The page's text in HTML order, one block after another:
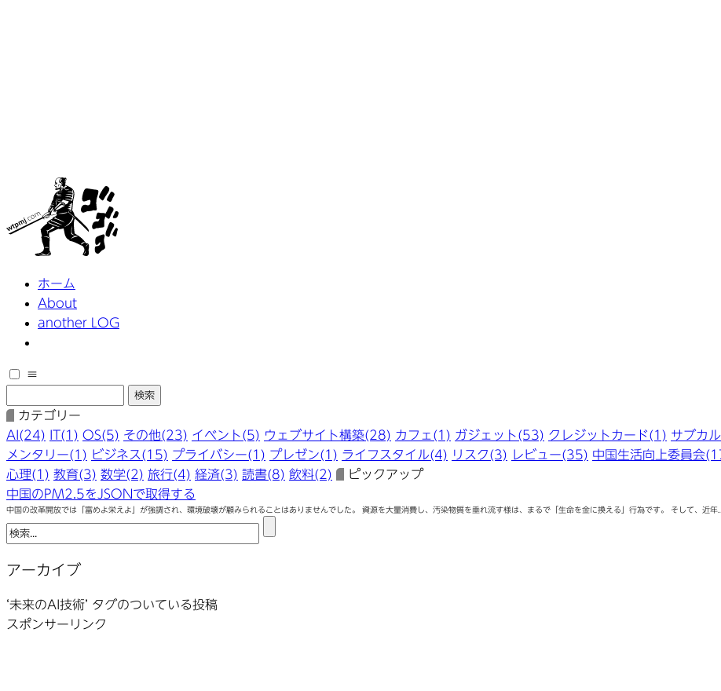
ホーム
About
another LOG
≡
カテゴリー
AI(24)
IT(1) OS(5) その他(23) イベント(5) ウェブサイト構築(28) カフェ(1) ガジェット(53) クレジットカード(1) サブカ
メンタリー(1) ビジネス(15) プライバシー(1) プレゼン(1) ライフスタイル(4) リスク(3) レビュー(35) 中国生活向上委員会
心理(1) 教育(3) 数学(2) 旅行(4) 経済(3) 読書(8) 飲料(2)
ピックアップ
中国のPM2.5をJSONで取得する
中国の改革開放では「富めよ栄えよ」が強調され、環境破壊が顧みられることはありませんでした。 資源を大量消費し、汚染物質を垂れ流す様は、まるで「生命を金に換える」行為です。 そして、近年..
アーカイブ
‘未来のAI技術’ タグのついている投稿
スポンサーリンク